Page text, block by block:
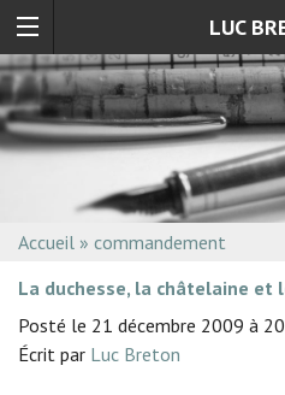
LUC
Accueil » commandement
La duchesse, la châtelaine et
Posté le 21 décembre 2009 à
Écrit par Luc Breton